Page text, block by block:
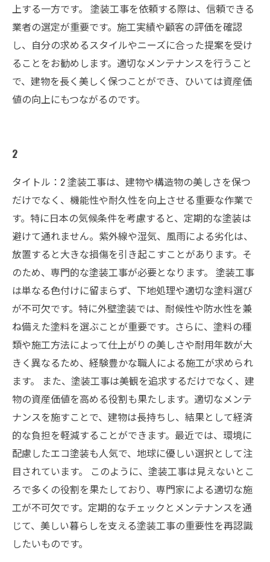
上する一方です。 塗装工事を依頼する際は、信頼できる
業者の選定が重要です。施工実績や顧客の評価を確認
し、自分の求めるスタイルやニーズに合った提案を受け
ることをお勧めします。適切なメンテナンスを行うこと
で、建物を長く美しく保つことができ、ひいては資産価
値の向上にもつながるのです。
2
タイトル：2 塗装工事は、建物や構造物の美しさを保つ
だけでなく、機能性や耐久性を向上させる重要な作業で
す。特に日本の気候条件を考慮すると、定期的な塗装は
避けて通れません。紫外線や湿気、風雨による劣化は、
放置すると大きな損傷を引き起こすことがあります。そ
のため、専門的な塗装工事が必要となります。 塗装工事
は単なる色付けに留まらず、下地処理や適切な塗料選び
が不可欠です。特に外壁塗装では、耐候性や防水性を兼
ね備えた塗料を選ぶことが重要です。さらに、塗料の種
類や施工方法によって仕上がりの美しさや耐用年数が大
きく異なるため、経験豊かな職人による施工が求められ
ます。 また、塗装工事は美観を追求するだけでなく、建
物の資産価値を高める役割も果たします。適切なメンテ
ナンスを施すことで、建物は長持ちし、結果として経済
的な負担を軽減することができます。最近では、環境に
配慮したエコ塗装も人気で、地球に優しい選択として注
目されています。 このように、塗装工事は見えないとこ
ろで多くの役割を果たしており、専門家による適切な施
工が不可欠です。定期的なチェックとメンテナンスを通
じて、美しい暮らしを支える塗装工事の重要性を再認識
したいものです。